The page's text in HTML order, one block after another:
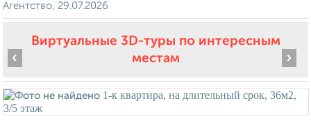
Агентство, 29.07.2026
Виртуальные 3D-туры по интересным
местам
‹ ›